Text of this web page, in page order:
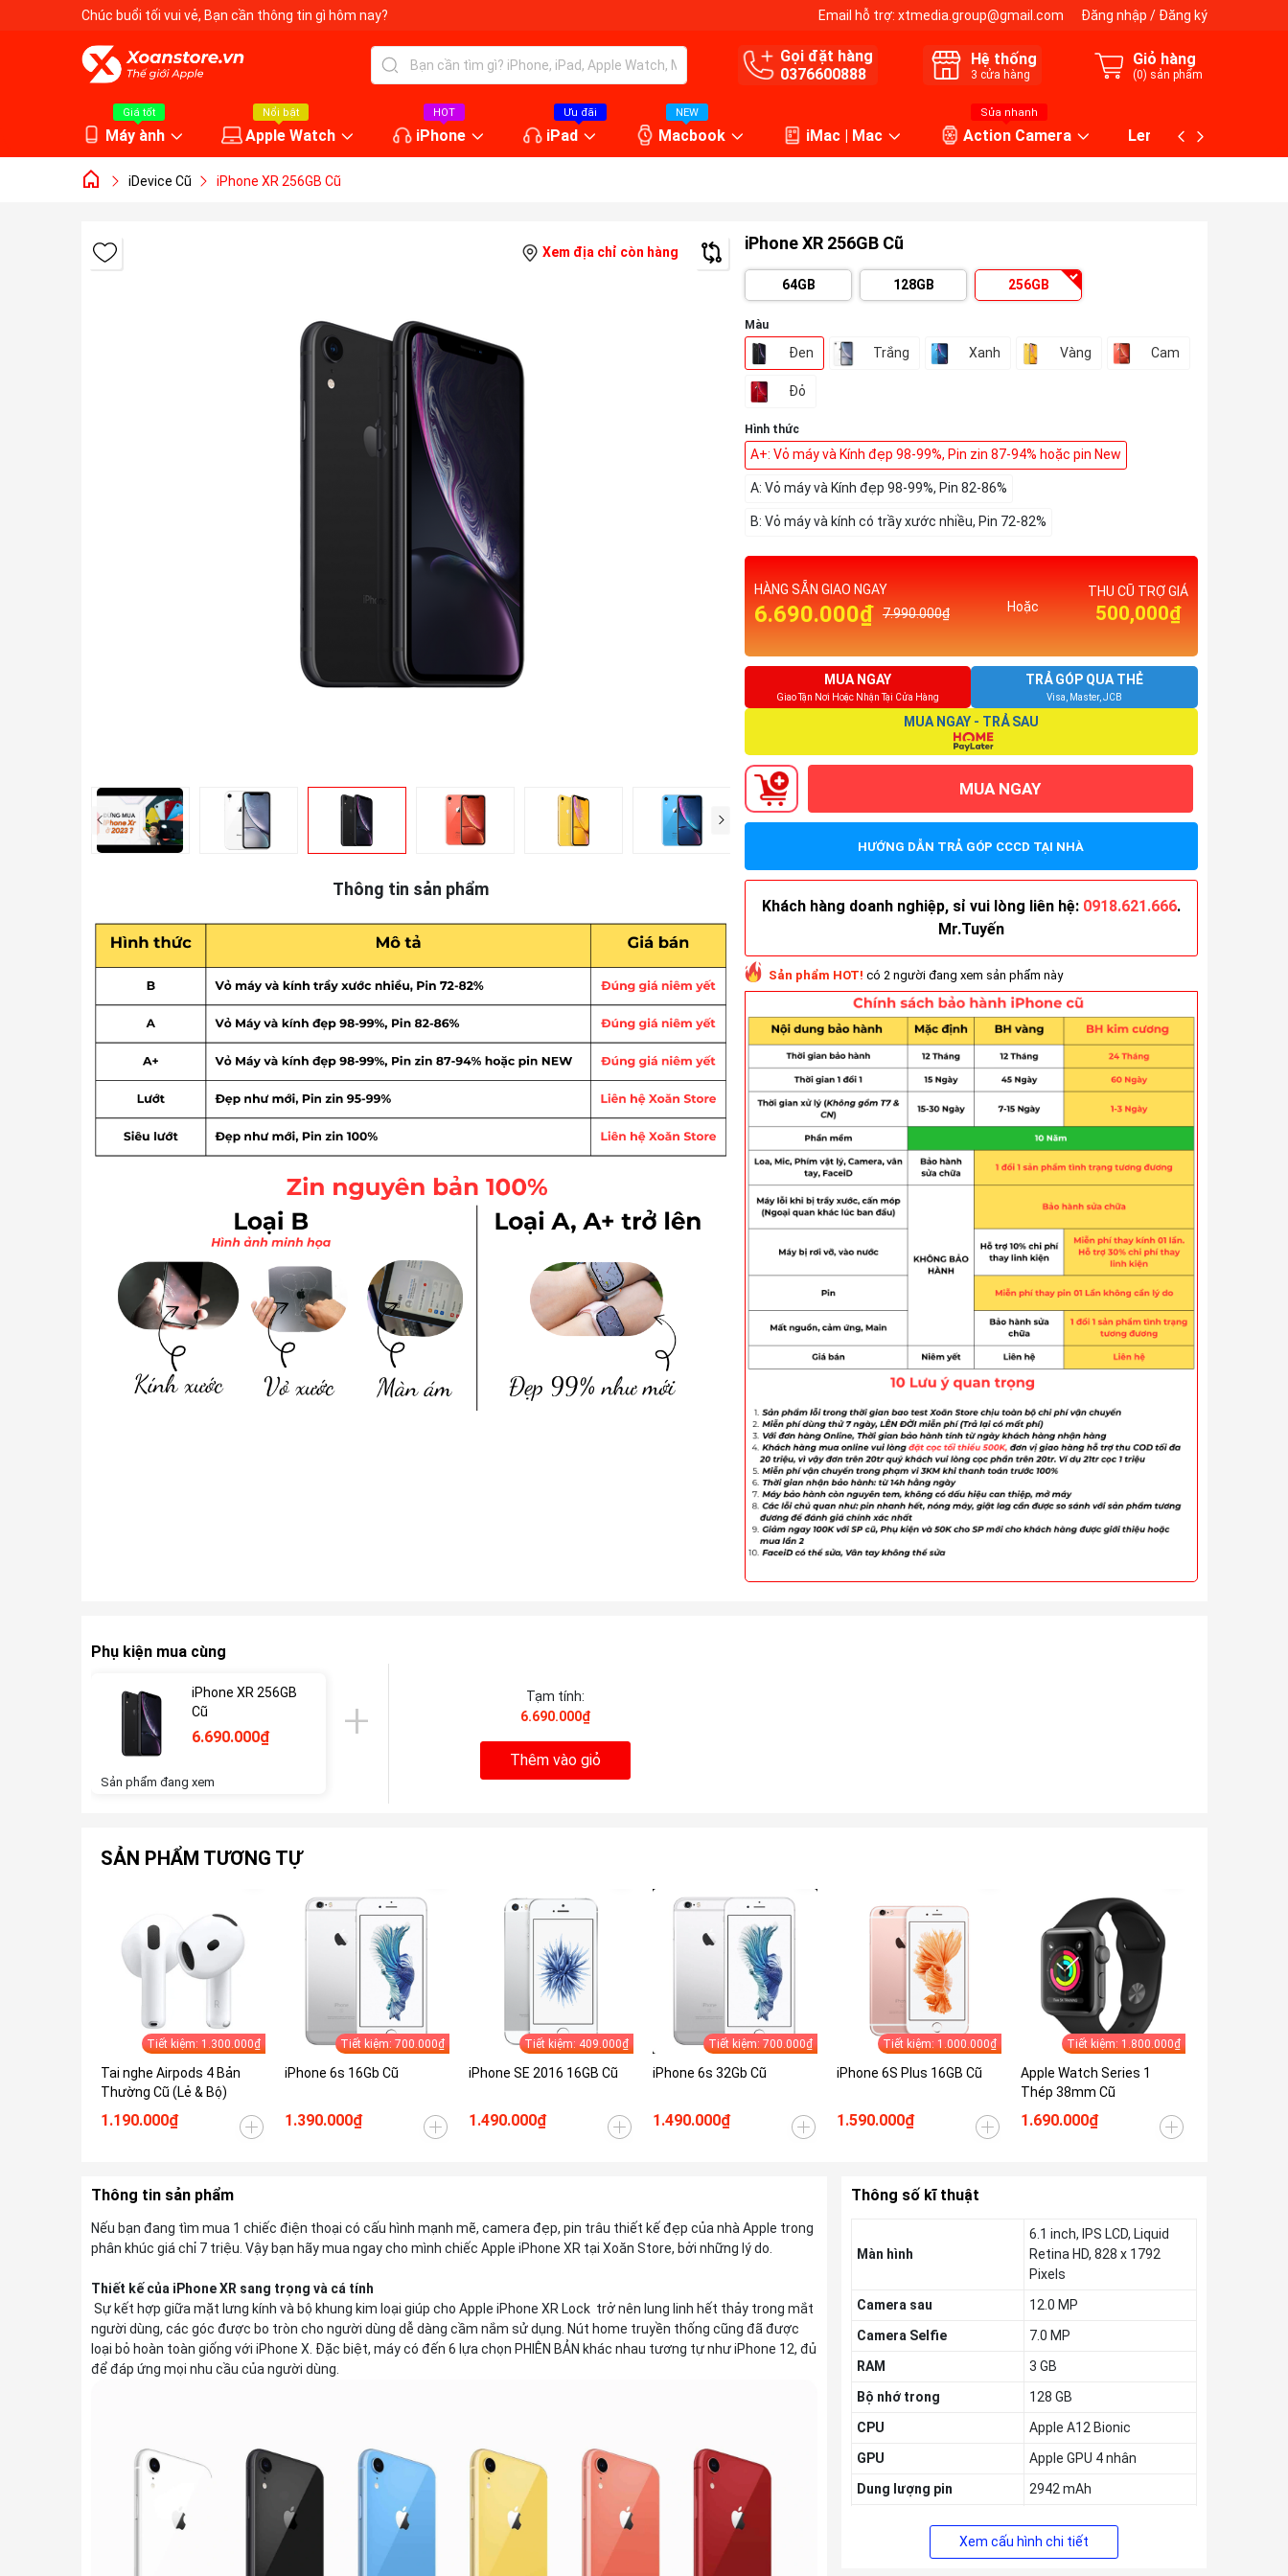
Chúc buổi tối vui vẻ, Bạn cần thông tin gì hôm nay? Email hỗ trợ: xtmedia.group@gmail.com Đăng nhập / Đăng ký
Gọi đặt hàng
0376600888
Hệ thống
3 cửa hàng
Giỏ hàng
(0) sản phẩm
Giá tốt
Máy ành
Nổi bật
Apple Watch
HOT
iPhone
Ưu đãi
iPad
NEW
Macbook iMac | Mac
Sửa nhanh
Action Camera Lens máy ảnh
iDevice Cũ iPhone XR 256GB Cũ
Xem địa chỉ còn hàng
Thông tin sản phẩm
iPhone XR 256GB Cũ
64GB 128GB 256GB
Màu
Đen Trắng Xanh Vàng Cam
Đỏ
Hình thức
A+: Vỏ máy và Kính đẹp 98-99%, Pin zin 87-94% hoặc pin New
A: Vỏ máy và Kính đẹp 98-99%, Pin 82-86%
B: Vỏ máy và kính có trầy xước nhiều, Pin 72-82%
HÀNG SẴN GIAO NGAY
6.690.000₫ 7.990.000₫ Hoặc
THU CŨ TRỢ GIÁ
500,000₫
MUA NGAY
Giao Tận Nơi Hoặc Nhận Tại Cửa Hàng
TRẢ GÓP QUA THẺ
Visa, Master, JCB
MUA NGAY - TRẢ SAU
MUA NGAY
HƯỚNG DẪN TRẢ GÓP CCCD TẠI NHÀ
Khách hàng doanh nghiệp, sỉ vui lòng liên hệ: 0918.621.666.
Mr.Tuyến
Sản phẩm HOT! có 2 người đang xem sản phẩm này
Phụ kiện mua cùng
iPhone XR 256GB
Cũ
6.690.000₫
Sản phẩm đang xem
Tạm tính:
6.690.000₫
Thêm vào giỏ
SẢN PHẨM TƯƠNG TỰ
Tiết kiệm: 1.300.000₫
Tai nghe Airpods 4 Bản
Thường Cũ (Lẻ & Bộ)
1.190.000₫
Tiết kiệm: 700.000₫
iPhone 6s 16Gb Cũ
1.390.000₫
Tiết kiệm: 409.000₫
iPhone SE 2016 16GB Cũ
1.490.000₫
Tiết kiệm: 700.000₫
iPhone 6s 32Gb Cũ
1.490.000₫
Tiết kiệm: 1.000.000₫
iPhone 6S Plus 16GB Cũ
1.590.000₫
Tiết kiệm: 1.800.000₫
Apple Watch Series 1
Thép 38mm Cũ
1.690.000₫
Thông tin sản phẩm
Nếu bạn đang tìm mua 1 chiếc điện thoại có cấu hình mạnh mẽ, camera đẹp, pin trâu thiết kế đẹp của nhà Apple trong
phân khúc giá chỉ 7 triệu. Vậy bạn hãy mua ngay cho mình chiếc Apple iPhone XR tại Xoăn Store, bởi những lý do.
Thiết kế của iPhone XR sang trọng và cá tính
Sự kết hợp giữa mặt lưng kính và bộ khung kim loại giúp cho Apple iPhone XR Lock trở nên lung linh hết thảy trong mắt
người dùng, các góc được bo tròn cho người dùng dễ dàng cầm nắm sử dụng. Nút home truyền thống cũng đã được
loại bỏ hoàn toàn giống với iPhone X. Đặc biệt, máy có đến 6 lựa chọn PHIÊN BẢN khác nhau tương tự như iPhone 12, đủ
để đáp ứng mọi nhu cầu của người dùng.
Thông số kĩ thuật
Màn hình
6.1 inch, IPS LCD, Liquid
Retina HD, 828 x 1792
Pixels
Camera sau
12.0 MP
Camera Selfie
7.0 MP
RAM
3 GB
Bộ nhớ trong
128 GB
CPU
Apple A12 Bionic
GPU
Apple GPU 4 nhân
Dung lượng pin
2942 mAh
Xem cấu hình chi tiết